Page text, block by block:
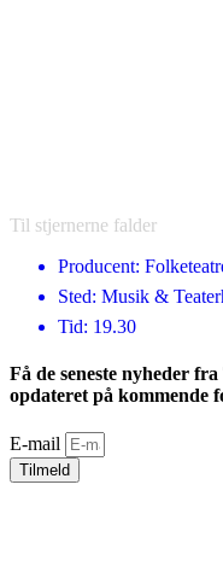
Til stjernerne falder
Producent:
Sted: Musik &
Tid: 19.30
Få de seneste nyheder
opdateret på kommende
E-mail
Tilmeld